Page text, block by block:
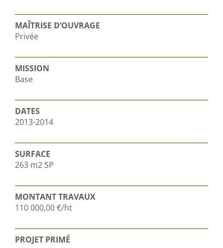
MAÎTRISE D’OUVRAGE
Privée
MISSION
Base
DATES
2013-2014
SURFACE
263 m2 SP
MONTANT TRAVAUX
110 000,00 €/ht
PROJET PRIMÉ